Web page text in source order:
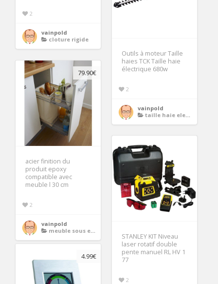
2
vainpold
cloture rigide
Outils à moteur Taille
haies TCK Taille haie
électrique 680w
2
vainpold
taille haie electrique
79.90€
acier finition du
produit epoxy
compatible avec
meuble l 30 cm
2
vainpold
meuble sous evier 100 cm
STANLEY KIT Niveau
laser rotatif double
pente manuel RL HV 1
77
2
4.99€